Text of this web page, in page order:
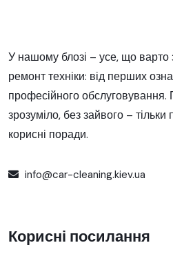
У нашому блозі – усе, що варто
ремонт техніки: від перших
професійного
зрозуміло, без зайвого – тільки
корисні поради.
info@car-cleaning.kiev.ua
Корисні посилання